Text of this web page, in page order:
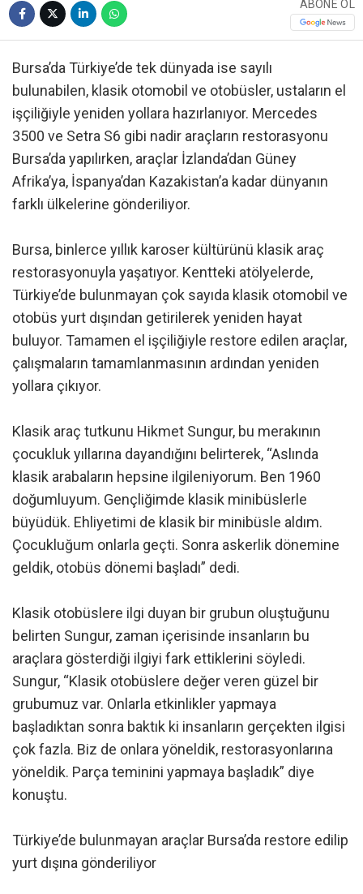
ABONE OL
Bursa’da Türkiye’de tek dünyada ise sayılı
bulunabilen, klasik otomobil ve otobüsler, ustaların el
işçiliğiyle yeniden yollara hazırlanıyor. Mercedes
3500 ve Setra S6 gibi nadir araçların restorasyonu
Bursa’da yapılırken, araçlar İzlanda’dan Güney
Afrika’ya, İspanya’dan Kazakistan’a kadar dünyanın
farklı ülkelerine gönderiliyor.
Bursa, binlerce yıllık karoser kültürünü klasik araç
restorasyonuyla yaşatıyor. Kentteki atölyelerde,
Türkiye’de bulunmayan çok sayıda klasik otomobil ve
otobüs yurt dışından getirilerek yeniden hayat
buluyor. Tamamen el işçiliğiyle restore edilen araçlar,
çalışmaların tamamlanmasının ardından yeniden
yollara çıkıyor.
Klasik araç tutkunu Hikmet Sungur, bu merakının
çocukluk yıllarına dayandığını belirterek, “Aslında
klasik arabaların hepsine ilgileniyorum. Ben 1960
doğumluyum. Gençliğimde klasik minibüslerle
büyüdük. Ehliyetimi de klasik bir minibüsle aldım.
Çocukluğum onlarla geçti. Sonra askerlik dönemine
geldik, otobüs dönemi başladı” dedi.
Klasik otobüslere ilgi duyan bir grubun oluştuğunu
belirten Sungur, zaman içerisinde insanların bu
araçlara gösterdiği ilgiyi fark ettiklerini söyledi.
Sungur, “Klasik otobüslere değer veren güzel bir
grubumuz var. Onlarla etkinlikler yapmaya
başladıktan sonra baktık ki insanların gerçekten ilgisi
çok fazla. Biz de onlara yöneldik, restorasyonlarına
yöneldik. Parça teminini yapmaya başladık” diye
konuştu.
Türkiye’de bulunmayan araçlar Bursa’da restore edilip
yurt dışına gönderiliyor